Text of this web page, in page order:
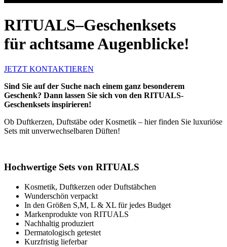
RITUALS–Geschenksets
für achtsame Augenblicke!
JETZT KONTAKTIEREN
Sind Sie auf der Suche nach einem ganz besonderem
Geschenk? Dann lassen Sie sich von den RITUALS-
Geschenksets inspirieren!
Ob Duftkerzen, Duftstäbe oder Kosmetik – hier finden Sie luxuriöse
Sets mit unverwechselbaren Düften!
Hochwertige Sets von RITUALS
Kosmetik, Duftkerzen oder Duftstäbchen
Wunderschön verpackt
In den Größen S,M, L & XL für jedes Budget
Markenprodukte von RITUALS
Nachhaltig produziert
Dermatologisch getestet
Kurzfristig lieferbar